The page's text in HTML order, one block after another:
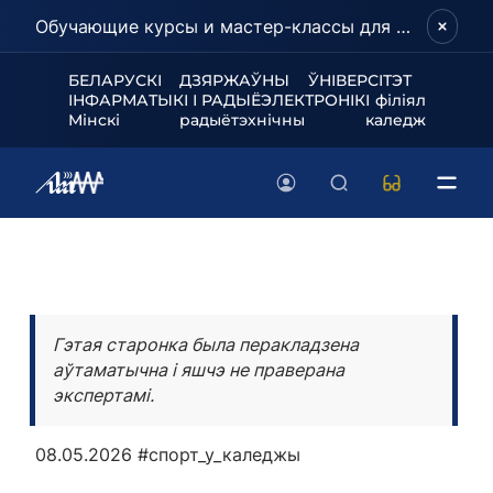
Обучающие курсы и мастер-классы для школьников и абитуриентов!
БЕЛАРУСКІ ДЗЯРЖАЎНЫ ЎНІВЕРСІТЭТ
ІНФАРМАТЫКІ І РАДЫЁЭЛЕКТРОНІКІ філіял
Мінскі радыётэхнічны каледж
Гэтая старонка была перакладзена
аўтаматычна і яшчэ не праверана
экспертамі.
08.05.2026 #спорт_у_каледжы